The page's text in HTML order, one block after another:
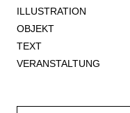
ILLUSTRATION
OBJEKT
TEXT
VERANSTALTUNG